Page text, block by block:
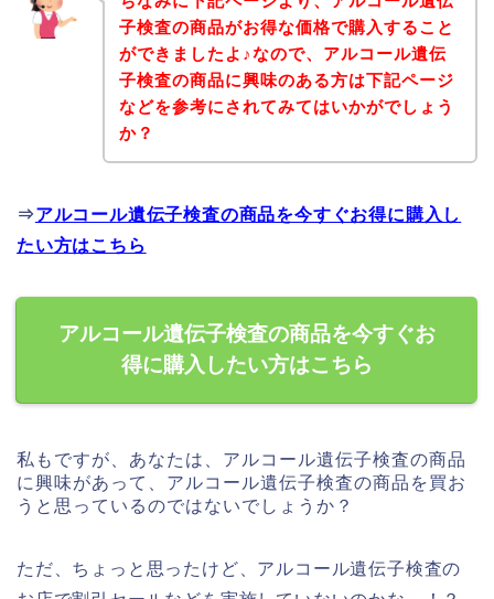
子検査の商品がお得な価格で購入すること
ができましたよ♪なので、アルコール遺伝
子検査の商品に興味のある方は下記ページ
などを参考にされてみてはいかがでしょう
か？
⇒アルコール遺伝子検査の商品を今すぐお得に購入し
たい方はこちら
アルコール遺伝子検査の商品を今すぐお
得に購入したい方はこちら
私もですが、あなたは、アルコール遺伝子検査の商品
に興味があって、アルコール遺伝子検査の商品を買お
うと思っているのではないでしょうか？
ただ、ちょっと思ったけど、アルコール遺伝子検査の